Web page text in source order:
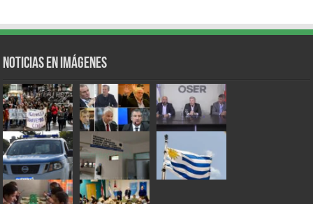
Noticias en Imágenes